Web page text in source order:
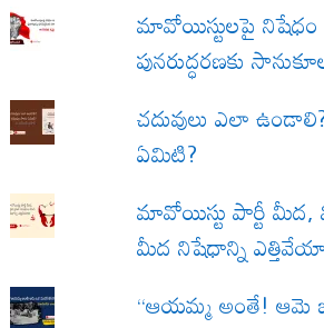
మావోయిస్టులపై నిషేధం
పునరుద్ధరణకు
చదువులు ఎలా
ఏమిటి?
మావోయిస్టు పార్టీ మీద,
మీద నిషేధాన్ని
“ఆయమ్మ అంతే! ఆమె